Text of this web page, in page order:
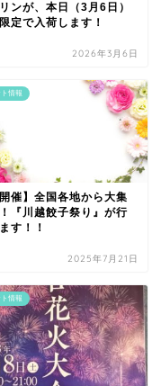
ンが、本日（3月6日）
定で入荷します！
2026年3月6日
情報
開催】全国各地から大集
『川越餃子祭り』が行
す！！
2025年7月21日
情報